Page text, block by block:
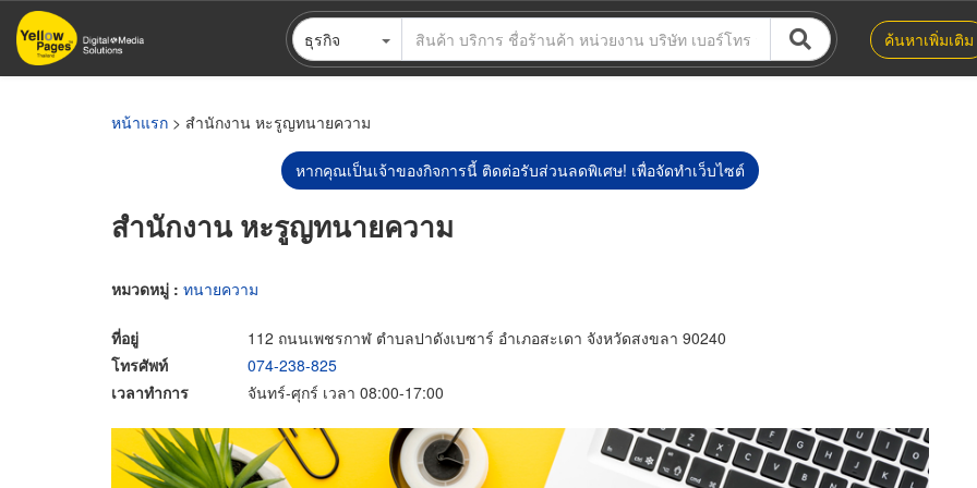
ข้าม
ไป
ธุรกิจ ค้นหาเพิ่มเติม
หน้าแรก > สำนักงาน หะรูญทนายความ
หากคุณเป็นเจ้าของกิจการนี้ ติดต่อรับส่วนลดพิเศษ! เพื่อจัดทำเว็บไซต์
สำนักงาน หะรูญทนายความ
หมวดหมู่ : ทนายความ
ที่อยู่
112 ถนนเพชรกาฬ ตำบลปาดังเบซาร์ อำเภอสะเดา จังหวัดสงขลา 90240
โทรศัพท์
074-238-825
เวลาทำการ
จันทร์-ศุกร์ เวลา 08:00-17:00